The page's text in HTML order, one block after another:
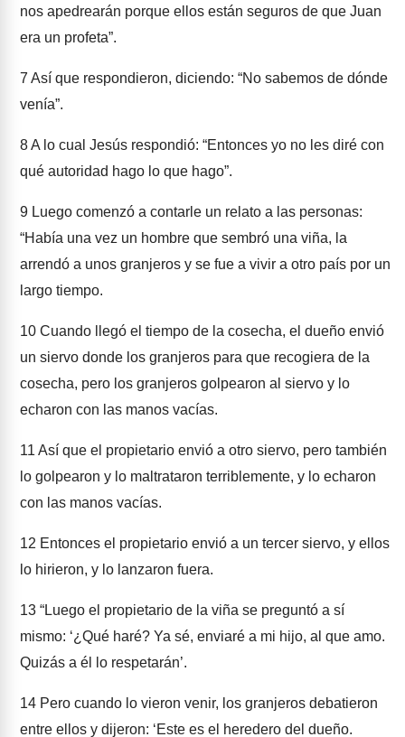
nos apedrearán porque ellos están seguros de que Juan
era un profeta”.
7 Así que respondieron, diciendo: “No sabemos de dónde
venía”.
8A lo cual Jesús respondió: “Entonces yo no les diré con
qué autoridad hago lo que hago”.
9 Luego comenzó a contarle un relato a las personas:
“Había una vez un hombre que sembró una viña, la
arrendó a unos granjeros y se fue a vivir a otro país por un
largo tiempo.
10 Cuando llegó el tiempo de la cosecha, el dueño envió
un siervo donde los granjeros para que recogiera de la
cosecha, pero los granjeros golpearon al siervo y lo
echaron con las manos vacías.
11 Así que el propietario envió a otro siervo, pero también
lo golpearon y lo maltrataron terriblemente, y lo echaron
con las manos vacías.
12 Entonces el propietario envió a un tercer siervo, y ellos
lo hirieron, y lo lanzaron fuera.
13 “Luego el propietario de la viña se preguntó a sí
mismo: ‘¿Qué haré? Ya sé, enviaré a mi hijo, al que amo.
Quizás a él lo respetarán’.
14 Pero cuando lo vieron venir, los granjeros debatieron
entre ellos y dijeron: ‘Este es el heredero del dueño.